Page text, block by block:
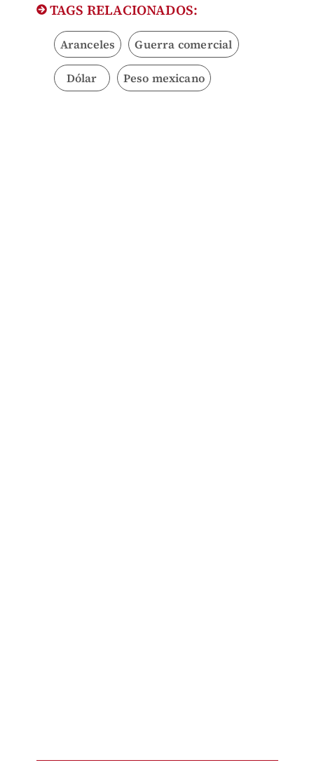
TAGS RELACIONADOS:
Aranceles Guerra comercial
Dólar Peso mexicano